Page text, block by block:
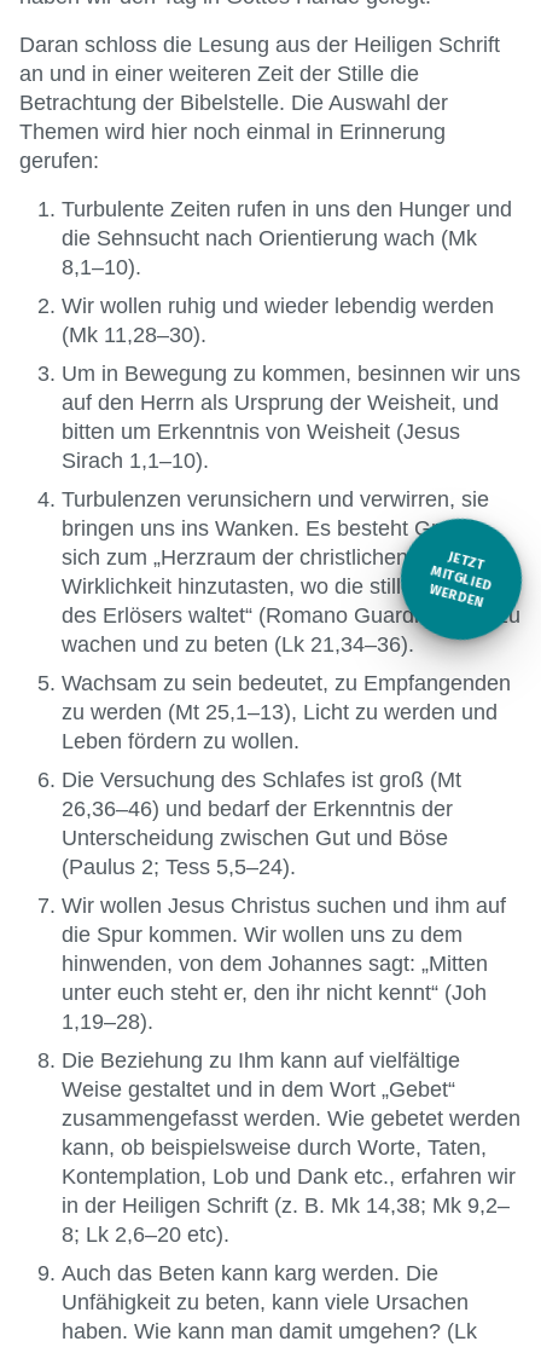
JETZT
M
ITGLIED W
ERDEN
Daran schloss die Lesung aus der Heiligen Schrift
an und in einer weiteren Zeit der Stille die
Betrachtung der Bibelstelle. Die Auswahl der
Themen wird hier noch einmal in Erinnerung
gerufen:
Turbulente Zeiten rufen in uns den Hunger und
die Sehnsucht nach Orientierung wach (Mk
8,1–10).
Wir wollen ruhig und wieder lebendig werden
(Mk 11,28–30).
Um in Bewegung zu kommen, besinnen wir uns
auf den Herrn als Ursprung der Weisheit, und
bitten um Erkenntnis von Weisheit (Jesus
Sirach 1,1–10).
Turbulenzen verunsichern und verwirren, sie
bringen uns ins Wanken. Es besteht Grund,
sich zum „Herzraum der christlichen
Wirklichkeit hinzutasten, wo die stille Allmacht
des Erlösers waltet“ (Romano Guardini), und zu
wachen und zu beten (Lk 21,34–36).
Wachsam zu sein bedeutet, zu Empfangenden
zu werden (Mt 25,1–13), Licht zu werden und
Leben fördern zu wollen.
Die Versuchung des Schlafes ist groß (Mt
26,36–46) und bedarf der Erkenntnis der
Unterscheidung zwischen Gut und Böse
(Paulus 2; Tess 5,5–24).
Wir wollen Jesus Christus suchen und ihm auf
die Spur kommen. Wir wollen uns zu dem
hinwenden, von dem Johannes sagt: „Mitten
unter euch steht er, den ihr nicht kennt“ (Joh
1,19–28).
Die Beziehung zu Ihm kann auf vielfältige
Weise gestaltet und in dem Wort „Gebet“
zusammengefasst werden. Wie gebetet werden
kann, ob beispielsweise durch Worte, Taten,
Kontemplation, Lob und Dank etc., erfahren wir
in der Heiligen Schrift (z. B. Mk 14,38; Mk 9,2–
8; Lk 2,6–20 etc).
Auch das Beten kann karg werden. Die
Unfähigkeit zu beten, kann viele Ursachen
haben. Wie kann man damit umgehen? (Lk